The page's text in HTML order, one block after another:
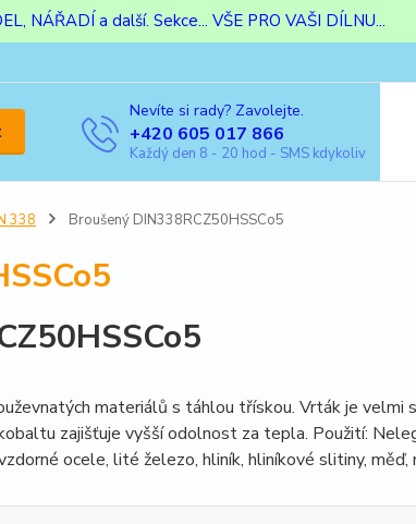
NÁŘADÍ a další. Sekce... VŠE PRO VAŠI DÍLNU...
Nevíte si rady? Zavolejte.
+420 605 017 866
Každý den 8 - 20 hod - SMS kdykoliv
338 Broušený DIN338RCZ50HSSCo5
materiálů s táhlou třískou. Vrták je velmi
zajišťuje vyšší odolnost za tepla. Použití:
ocele, lité železo, hliník, hliníkové slitiny, měď,